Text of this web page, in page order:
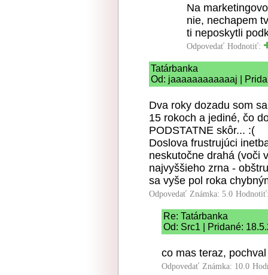
Na
nie, nechapem
ti neposkytli
Odpovedať Hodnotiť:
Tatárbanka
Od: jaaaaaaaaaaaaj |
Dva roky dozadu som
15 rokoch a jediné, čo
PODSTATNE skôr... :(
Doslova frustrujúci
neskutočne drahá (voči
najvyššieho zrna -
sa vyše pol roka
Odpovedať Známka: 5.0
Re: Tatárbanka
Od: Src1 | Pridané:
co mas teraz,
Odpovedať Známka: 10.0